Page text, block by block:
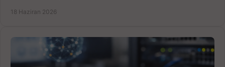
18 Haziran 2026